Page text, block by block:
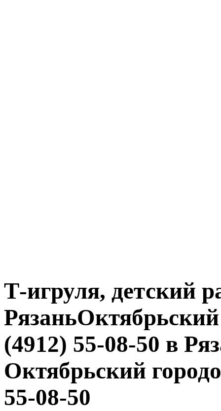
Т-игруля, детский
(4912) 55-08-50 в
Октябрьский
55-08-50